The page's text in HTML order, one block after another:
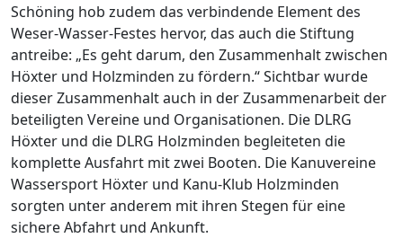
Schöning hob zudem das verbindende Element des
Weser-Wasser-Festes hervor, das auch die Stiftung
antreibe: „Es geht darum, den Zusammenhalt zwischen
Höxter und Holzminden zu fördern.“ Sichtbar wurde
dieser Zusammenhalt auch in der Zusammenarbeit der
beteiligten Vereine und Organisationen. Die DLRG
Höxter und die DLRG Holzminden begleiteten die
komplette Ausfahrt mit zwei Booten. Die Kanuvereine
Wassersport Höxter und Kanu-Klub Holzminden
sorgten unter anderem mit ihren Stegen für eine
sichere Abfahrt und Ankunft.